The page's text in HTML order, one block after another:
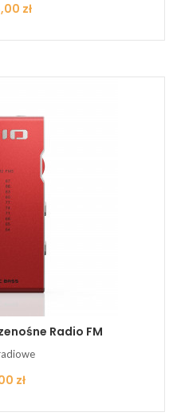
zł
Radio FM
zł